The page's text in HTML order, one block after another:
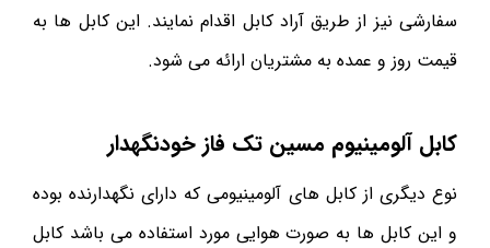
سفارشی نیز از طریق آراد کابل اقدام نمایند. این کابل ها به
قیمت روز و عمده به مشتریان ارائه می شود.
کابل آلومینیوم مسین تک فاز خودنگهدار
نوع دیگری از کابل های آلومینیومی که دارای نگهدارنده بوده
و این کابل ها به صورت هوایی مورد استفاده می باشد کابل